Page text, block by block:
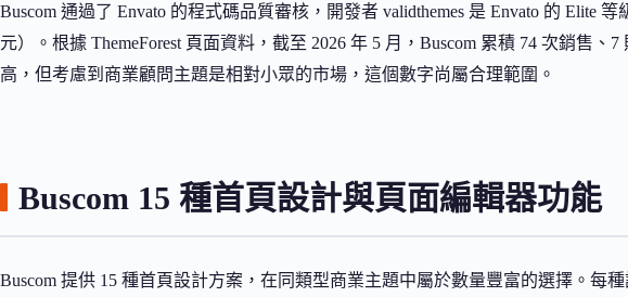
Buscom 通過了 Envato 的程式碼品質審核，開發者 validthemes 是 Envato 的 Elite
元）。根據 ThemeForest 頁面資料，截至 2026 年 5 月，Buscom 累積 74 次銷售、
高，但考慮到商業顧問主題是相對小眾的市場，這個數字尚屬合理範圍。
Buscom 15 種首頁設計與頁面編輯器功能
Buscom 提供 15 種首頁設計方案，在同類型商業主題中屬於數量豐富的選擇。每